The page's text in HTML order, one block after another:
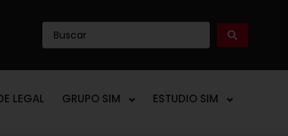
LEGAL GRUPO SIM ESTUDIO SIM